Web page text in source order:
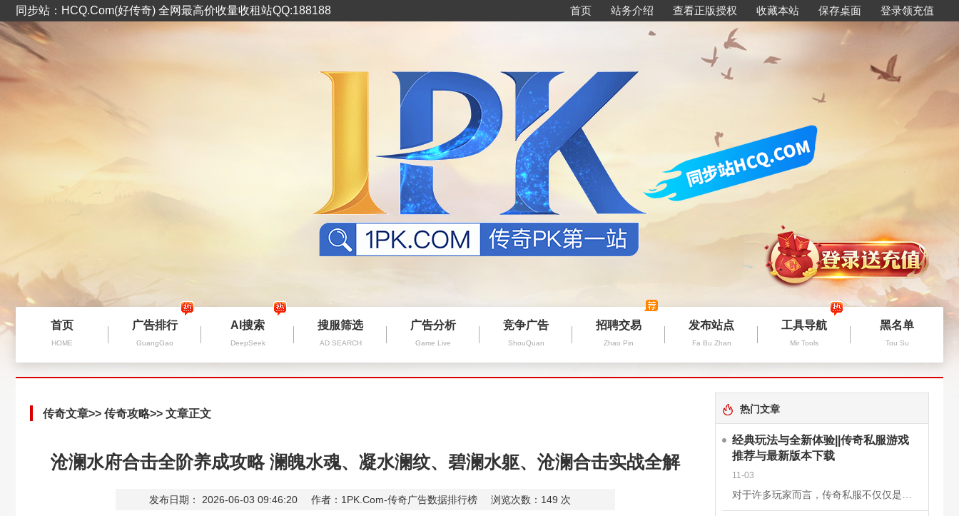
同步站：HCQ.Com(好传奇) 全网最高价收量收租站QQ:188188 首页 站务介绍 查看正版授权 收藏本站 保存桌面 登录领充值
首页
HOME
广告排行
GuangGao
AI搜索
DeepSeek
搜服筛选
AD SEARCH
广告分析
Game Live
竞争广告
ShouQuan
招聘交易
Zhao Pin
发布站点
Fa Bu Zhan
工具导航
Mir Tools
黑名单
Tou Su
传奇文章>> 传奇攻略>> 文章正文
沧澜水府合击全阶养成攻略 澜魄水魂、凝水澜纹、碧澜水躯、沧澜合击实战全解
发布日期： 2026-06-03 09:46:20 作者：1PK.Com-传奇广告数据排行榜 浏览次数： 149 次
热门文章
经典玩法与全新体验||传奇私服游戏
推荐与最新版本下载
11-03
对于许多玩家而言，传奇私服不仅仅是一款游戏，更是一段青春的回忆。它继承了经典《传奇》的核心玩法，保留了战士、法师、道士三大职业的经典设定，同时在画面、操作和系统上进行了优化升级，让老玩家找回曾经的激情